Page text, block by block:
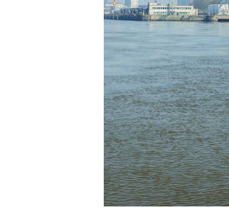
FORMATS DIVERS
Le temps des régénérations
Chris Younès